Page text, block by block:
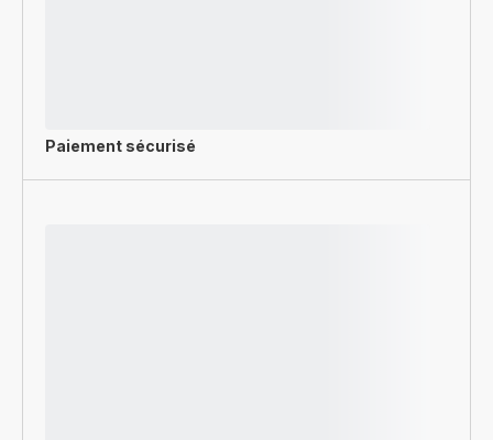
Paiement sécurisé